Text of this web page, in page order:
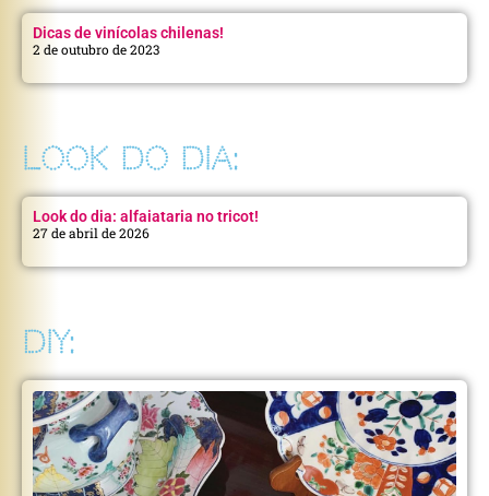
Dicas de vinícolas chilenas!
2 de outubro de 2023
LOOK DO DIA:
Look do dia: alfaiataria no tricot!
27 de abril de 2026
DIY: